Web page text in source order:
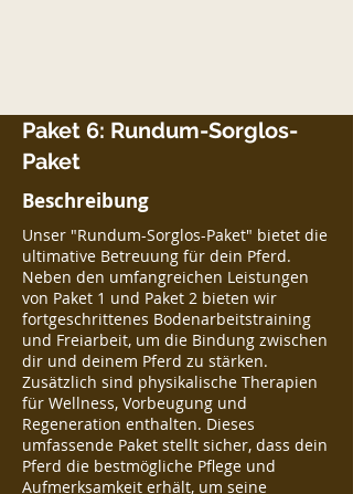
Paket 6: Rundum-Sorglos-
Paket
Beschreibung
Unser "Rundum-Sorglos-Paket" bietet die
ultimative Betreuung für dein Pferd.
Neben den umfangreichen Leistungen
von Paket 1 und Paket 2 bieten wir
fortgeschrittenes Bodenarbeitstraining
und Freiarbeit, um die Bindung zwischen
dir und deinem Pferd zu stärken.
Zusätzlich sind physikalische Therapien
für Wellness, Vorbeugung und
Regeneration enthalten. Dieses
umfassende Paket stellt sicher, dass dein
Pferd die bestmögliche Pflege und
Aufmerksamkeit erhält, um seine